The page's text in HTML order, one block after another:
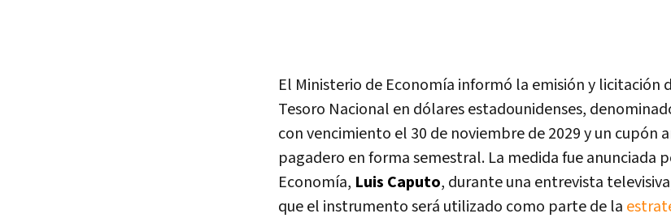
El Ministerio de Economía informó la emisión y licitación
Tesoro Nacional en dólares estadounidenses,
con vencimiento el 30 de noviembre de 2029 y un cupón
pagadero en forma semestral. La medida fue anunciada
Economía, Luis Caputo, durante una entrevista
que el instrumento será utilizado como parte de la